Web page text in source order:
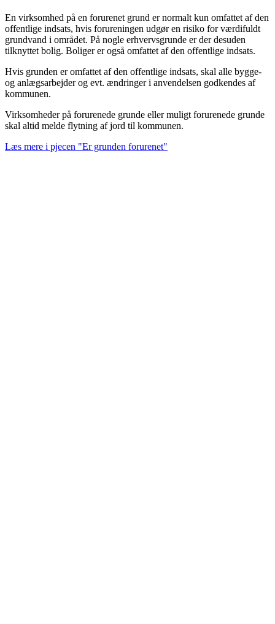
En virksomhed på en forurenet grund er normalt kun omfattet af den
offentlige indsats, hvis forureningen udgør en risiko for værdifuldt
grundvand i området. På nogle erhvervsgrunde er der desuden
tilknyttet bolig. Boliger er også omfattet af den offentlige indsats.
Hvis grunden er omfattet af den offentlige indsats, skal alle bygge-
og anlægsarbejder og evt. ændringer i anvendelsen godkendes af
kommunen.
Virksomheder på forurenede grunde eller muligt forurenede grunde
skal altid melde flytning af jord til kommunen.
Læs mere i pjecen "Er grunden forurenet"